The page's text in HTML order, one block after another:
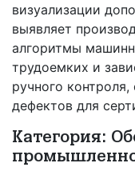
визуализации
выявляет
алгоритмы
трудоемких и
ручного
дефектов для
Категория: